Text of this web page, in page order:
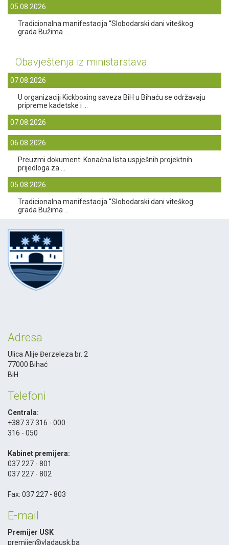
05.08.2026
Tradicionalna manifestacija “Slobodarski dani viteškog
grada Bužima ...
Obavještenja iz ministarstava
07.08.2026
U organizaciji Kickboxing saveza BiH u Bihaću se održavaju
pripreme kadetske i ...
07.08.2026
06.08.2026
Preuzmi dokument: Konačna lista uspješnih projektnih
prijedloga za ...
05.08.2026
Tradicionalna manifestacija “Slobodarski dani viteškog
grada Bužima ...
Adresa
Ulica Alije Đerzeleza br. 2
77000 Bihać
BiH
Telefoni
Centrala:
+387 37 316 - 000
316 - 050
Kabinet premijera:
037 227 - 801
037 227 - 802
Fax: 037 227 - 803
E-mail
Premijer USK
premijer@vladausk.ba